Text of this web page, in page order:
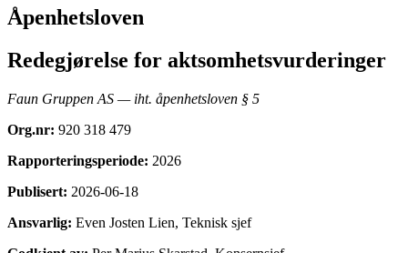
Åpenhetsloven
Redegjørelse for aktsomhetsvurderinger
Faun Gruppen AS — iht. åpenhetsloven § 5
Org.nr: 920 318 479
Rapporteringsperiode: 2026
Publisert: 2026-06-18
Ansvarlig: Even Josten Lien, Teknisk sjef